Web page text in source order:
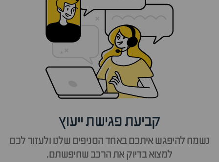
קביעת פגישת ייעוץ
נשמח להיפגש איתכם באחד הסניפים שלנו ולעזור לכם
למצוא בדיוק את הרכב שחיפשתם.